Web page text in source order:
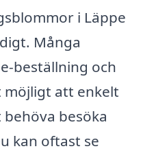
i Läppe
Många
beställning och
möjligt att enkelt
besöka
kan oftast se